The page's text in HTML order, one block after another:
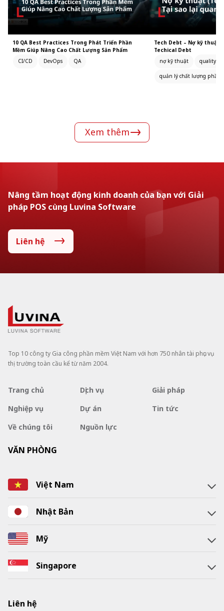
10 QA Best Practices Trong Phát Triển Phần
Mềm Giúp Nâng Cao Chất Lượng Sản Phẩm
CI/CD
DevOps QA
Tech Debt – Nợ kỹ thuật
Techical Debt
nợ kỹ thuật
quality
quản lý chất lượng phần
Xem thêm
Nâng tầm hoạt động kinh doanh của bạn với Giải
pháp POS cùng Luvina Software
Liên hệ
Top 10 công ty Gia công phần mềm Việt Nam với hơn 750 nhân tài phục vụ
thị trường toàn cầu kể từ năm 2004.
Trang chủ Dịch vụ
Giải pháp
Nghiệp vụ
Dự án
Tin tức
Về chúng tôi
Nguồn lực
VĂN PHÒNG
Việt Nam
Nhật Bản
Mỹ
Singapore
Liên hệ